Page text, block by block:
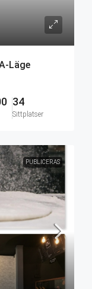
Läge
34
Sittplatser
PUBLICERAS